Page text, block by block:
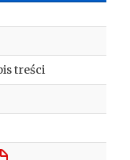
treści